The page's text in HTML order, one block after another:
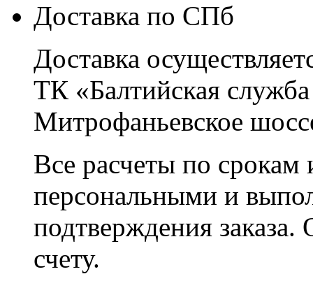
Доставка по СПб
Доставка
ТК «Балтийская
Митрофаньевское
Все расчеты по срокам
персональными и
подтверждения заказа.
счету.